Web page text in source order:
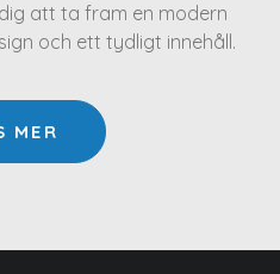
att ta fram en modern
och ett tydligt innehåll.
MER